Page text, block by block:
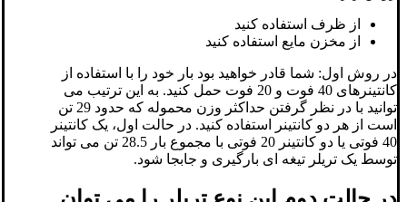
از ظرف استفاده کنید
از مخزن مایع استفاده کنید
در روش اول: شما قادر خواهید بود بار خود را با استفاده از
کانتینرهای 40 فوت و 20 فوت حمل کنید. به این ترتیب می
توانید با در نظر گرفتن حداکثر وزن محموله که حدود 29 تن
است از هر دو کانتینر استفاده کنید. در حالت اول، یک کانتینر
40 فوتی یا دو کانتینر 20 فوتی با مجموع بار 28.5 تن می تواند
توسط یک تریلر تیغه ای بارگیری و جابجا شود.